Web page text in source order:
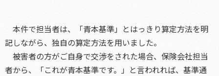
本件で担当者は、「青本基準」とはっきり算定方法を明
記しながら、独自の算定方法を用いました。
被害者の方がご自身で交渉をされた場合、保険会社担当
者から、「これが青本基準です。」と言われれば、基準通